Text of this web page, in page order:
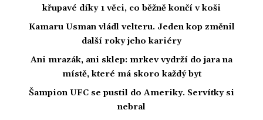
křupavé díky 1 věci, co běžně končí v koši
Kamaru Usman vládl velteru. Jeden kop změnil
další roky jeho kariéry
Ani mrazák, ani sklep: mrkev vydrží do jara na
místě, které má skoro každý byt
Šampion UFC se pustil do Ameriky. Servítky si
nebral